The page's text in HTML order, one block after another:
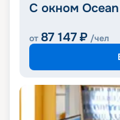
С окном
от 87 147 ₽ /чел